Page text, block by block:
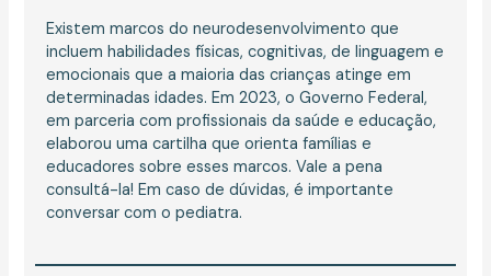
Existem marcos do neurodesenvolvimento que
incluem habilidades físicas, cognitivas, de linguagem e
emocionais que a maioria das crianças atinge em
determinadas idades. Em 2023, o Governo Federal,
em parceria com profissionais da saúde e educação,
elaborou uma cartilha que orienta famílias e
educadores sobre esses marcos. Vale a pena
consultá-la! Em caso de dúvidas, é importante
conversar com o pediatra.